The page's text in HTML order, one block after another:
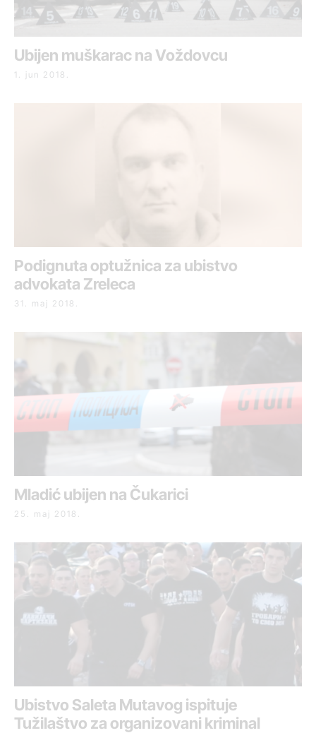
Ubijen muškarac na Voždovcu
1. jun 2018.
Podignuta optužnica za ubistvo
advokata Zreleca
31. maj 2018.
Mladić ubijen na Čukarici
25. maj 2018.
Ubistvo Saleta Mutavog ispituje
Tužilaštvo za organizovani kriminal